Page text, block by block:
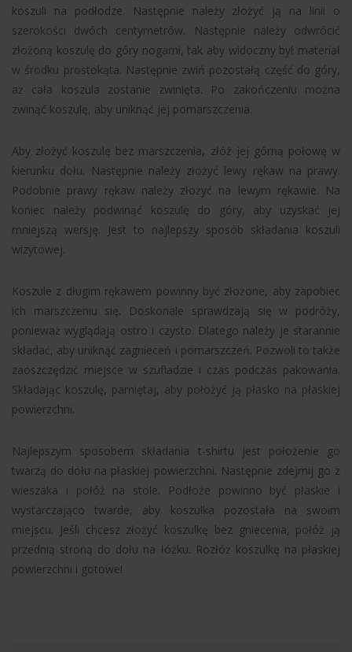
koszuli na podłodze. Następnie należy złożyć ją na linii o
szerokości dwóch centymetrów. Następnie należy odwrócić
złożoną koszulę do góry nogami, tak aby widoczny był materiał
w środku prostokąta. Następnie zwiń pozostałą część do góry,
aż cała koszula zostanie zwinięta. Po zakończeniu można
zwinąć koszulę, aby uniknąć jej pomarszczenia.
Aby złożyć koszulę bez marszczenia, złóż jej górną połowę w
kierunku dołu. Następnie należy złożyć lewy rękaw na prawy.
Podobnie prawy rękaw należy złożyć na lewym rękawie. Na
koniec należy podwinąć koszulę do góry, aby uzyskać jej
mniejszą wersję. Jest to najlepszy sposób składania koszuli
wizytowej.
Koszule z długim rękawem powinny być złożone, aby zapobiec
ich marszczeniu się. Doskonale sprawdzają się w podróży,
ponieważ wyglądają ostro i czysto. Dlatego należy je starannie
składać, aby uniknąć zagnieceń i pomarszczeń. Pozwoli to także
zaoszczędzić miejsce w szufladzie i czas podczas pakowania.
Składając koszulę, pamiętaj, aby położyć ją płasko na płaskiej
powierzchni.
Najlepszym sposobem składania t-shirtu jest położenie go
twarzą do dołu na płaskiej powierzchni. Następnie zdejmij go z
wieszaka i połóż na stole. Podłoże powinno być płaskie i
wystarczająco twarde, aby koszulka pozostała na swoim
miejscu. Jeśli chcesz złożyć koszulkę bez gniecenia, połóż ją
przednią stroną do dołu na łóżku. Rozłóż koszulkę na płaskiej
powierzchni i gotowe!